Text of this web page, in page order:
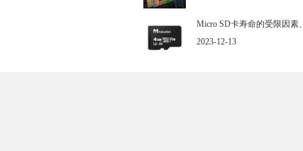
Micro SD卡寿命的受限因素、
2023-12-13